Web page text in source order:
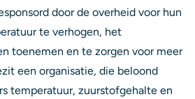
door de overheid voor hun
te verhogen, het
toenemen en te zorgen voor meer
een organisatie, die beloond
temperatuur, zuurstofgehalte en